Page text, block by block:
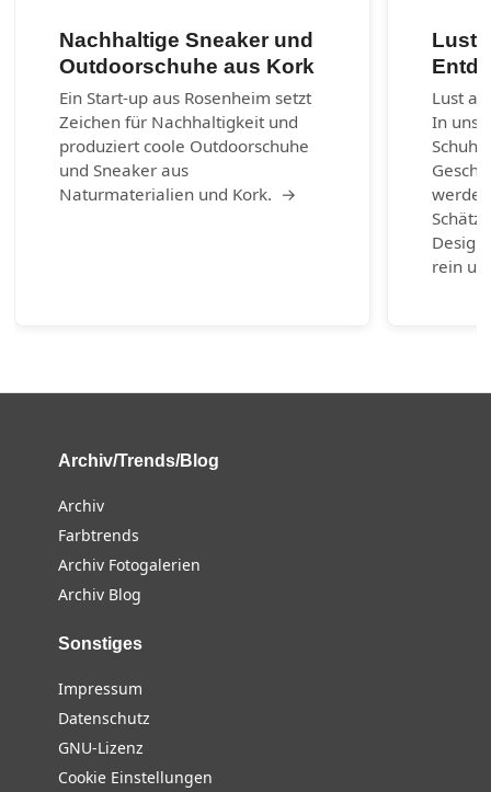
Nachhaltige Sneaker und
Outdoorschuhe aus Kork
Ein Start-up aus Rosenheim setzt
Zeichen für Nachhaltigkeit und
produziert coole Outdoorschuhe
und Sneaker aus
Naturmaterialien und Kork. →
Lust
Lust
In
rein
Archiv/Trends/Blog
Archiv
Farbtrends
Archiv Fotogalerien
Archiv Blog
Sonstiges
Impressum
Datenschutz
GNU-Lizenz
Cookie Einstellungen